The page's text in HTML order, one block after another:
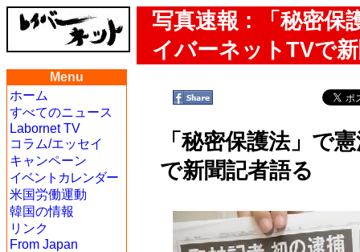
写真速報 : 「秘密保
イバーネットTVで
Menu
ホーム
すべてのニュース
Labornet TV
コラム/エッセイ
キャンペーン
イベントカレンダー
米国労働運動
韓国の情報
リンク
From Japan
「秘密保護法」で
で新聞記者語る